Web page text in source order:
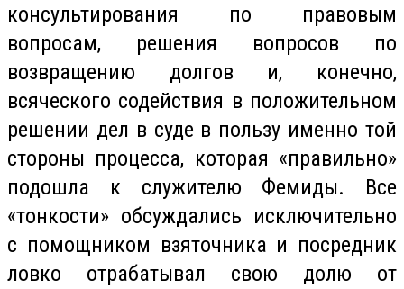
консультирования по правовым
вопросам, решения вопросов по
возвращению долгов и, конечно,
всяческого содействия в положительном
решении дел в суде в пользу именно той
стороны процесса, которая «правильно»
подошла к служителю Фемиды. Все
«тонкости» обсуждались исключительно
с помощником взяточника и посредник
ловко отрабатывал свою долю от